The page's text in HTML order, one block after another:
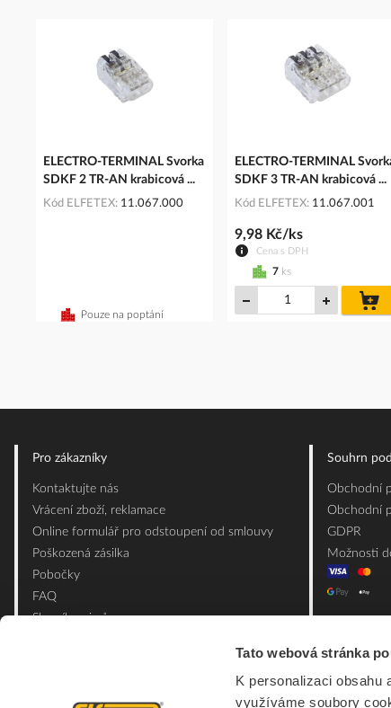
Tato webová stránka
K personalizaci obsahu
využíváme soubory
ELECTRO-TERMINAL Svorka
SDKF 2 TR-AN krabicová ...
Kód ELFETEX 11.067.000
Pouze na poptání
ELECTRO-TERMINAL
SDKF 3 TR-AN krabicová ...
Kód ELFETEX 11.067.001
Cena s DPH
9,98 Kč/ks
7 ks
Pro zákazníky
Kontaktujte nás
Vrácení zboží, reklamace
Online formulář pro odstoupení od smlouvy
Poškozená zásilka
Pobočky
FAQ
Slovník pojmů
Souhrn
Obchodní
Obchodní
GDPR
Možnosti